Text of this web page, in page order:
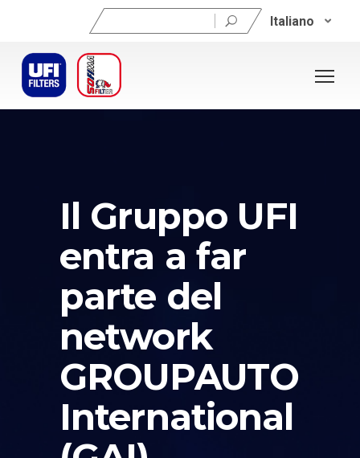
Ricerca
per:
Italiano
Il Gruppo UFI
entra a far
parte del
network
GROUPAUTO
International